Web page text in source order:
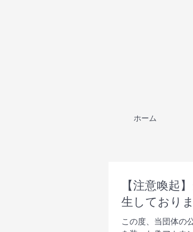
ホーム
【注意喚起
生しており
この度、当団体の